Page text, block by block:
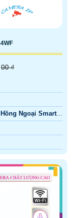
00 ₫
Ngoại Smart